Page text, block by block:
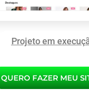
Projeto em
QUERO FAZER MEU